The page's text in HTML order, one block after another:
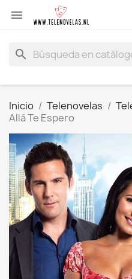

search
Inicio Telenovelas
Allá Te Espero